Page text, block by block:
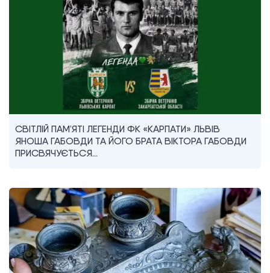
СВІТЛІЙ ПАМ’ЯТІ ЛЕГЕНДИ ФК «КАРПАТИ» ЛЬВІВ
ЯНОША ГАБОВДИ ТА ЙОГО БРАТА ВІКТОРА ГАБОВДИ
ПРИСВЯЧУЄТЬСЯ…